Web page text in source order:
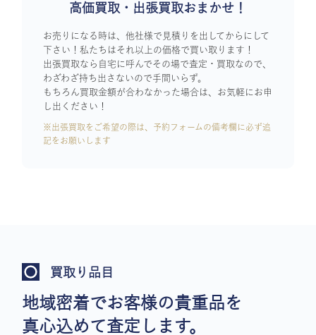
高価買取・出張買取おまかせ！
お売りになる時は、他社様で見積りを出してからにして
下さい！私たちはそれ以上の価格で買い取ります！
出張買取なら自宅に呼んでその場で査定・買取なので、
わざわざ持ち出さないので手間いらず。
もちろん買取金額が合わなかった場合は、お気軽にお申
し出ください！
※出張買取をご希望の際は、予約フォームの備考欄に必ず追
記をお願いします
買取り品目
地域密着でお客様の貴重品を
真心込めて査定します。